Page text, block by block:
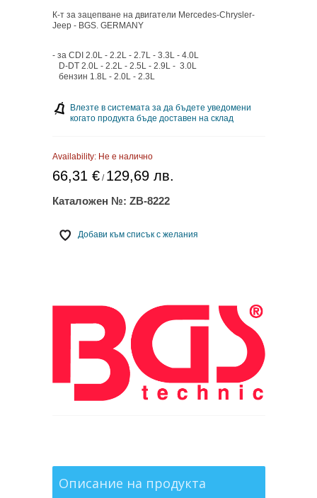
К-т за зацепване на двигатели Mercedes-Chrysler-
Jeep - BGS. GERMANY
- за CDI 2.0L - 2.2L - 2.7L - 3.3L - 4.0L
D-DT 2.0L - 2.2L - 2.5L - 2.9L - 3.0L
бензин 1.8L - 2.0L - 2.3L
Влезте в системата за да бъдете уведомени
когато продукта бъде доставен на склад
Availability: Не е налично
66,31 €/ 129,69 лв.
Каталожен №: ZB-8222
Добави към списък с желания
Описание на продукта